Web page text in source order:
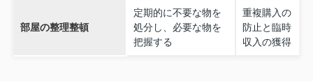
部屋の整理整頓
定期的に不要な物を
処分し、必要な物を
把握する
重複購入の
防止と臨時
収入の獲得